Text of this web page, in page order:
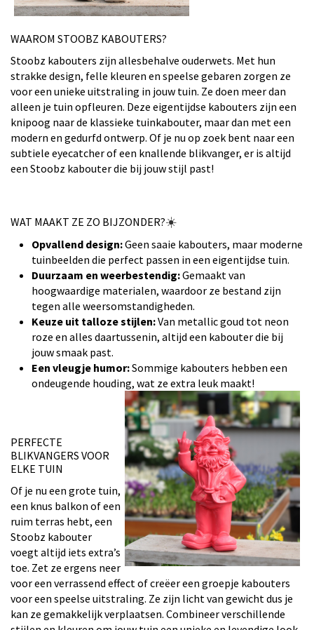
WAAROM STOOBZ KABOUTERS?
Stoobz kabouters zijn allesbehalve ouderwets. Met hun
strakke design, felle kleuren en speelse gebaren zorgen ze
voor een unieke uitstraling in jouw tuin. Ze doen meer dan
alleen je tuin opfleuren. Deze eigentijdse kabouters zijn een
knipoog naar de klassieke tuinkabouter, maar dan met een
modern en gedurfd ontwerp. Of je nu op zoek bent naar een
subtiele eyecatcher of een knallende blikvanger, er is altijd
een Stoobz kabouter die bij jouw stijl past!
WAT MAAKT ZE ZO BIJZONDER?☀️
Opvallend design:Geen saaie kabouters, maar moderne
tuinbeelden die perfect passen in een eigentijdse tuin.
Duurzaam en weerbestendig:Gemaakt van
hoogwaardige materialen, waardoor ze bestand zijn
tegen alle weersomstandigheden.
Keuze uit talloze stijlen:Van metallic goud tot neon
roze en alles daartussenin, altijd een kabouter die bij
jouw smaak past.
Een vleugje humor:Sommige kabouters hebben een
ondeugende houding, wat ze extra leuk maakt!
PERFECTE
BLIKVANGERS VOOR
ELKE TUIN
Of je nu een grote tuin,
een knus balkon of een
ruim terras hebt, een
Stoobz kabouter
voegt altijd iets extra’s
toe. Zet ze ergens neer
voor een verrassend effect of creëer een groepje kabouters
voor een speelse uitstraling. Ze zijn licht van gewicht dus je
kan ze gemakkelijk verplaatsen. Combineer verschillende